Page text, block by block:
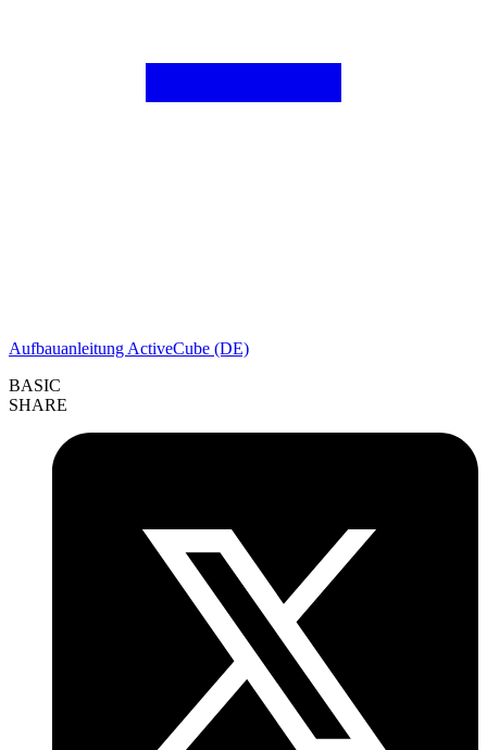
Aufbauanleitung ActiveCube (DE)
BASIC
SHARE